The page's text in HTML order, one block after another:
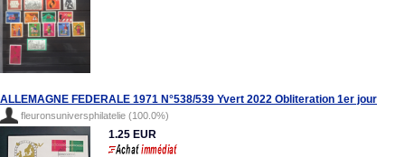
ALLEMAGNE FEDERALE 1971 N°538/539 Yvert 2022 Obliteration 1er jour
fleuronsuniversphilatelie (100.0%)
1.25 EUR